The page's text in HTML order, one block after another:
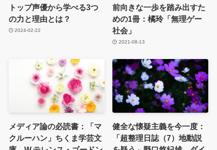
トップ声優から学べる3つ
の力と理由とは？
2024-02-22
前向きな一歩を踏み出すた
めの1冊：橘玲「無理ゲー
社会」
2021-08-13
メディア論の必読書：「マ
クルーハン」ちくま学芸文
健全な懐疑主義を今一度：
「超整理日誌（7）地動説